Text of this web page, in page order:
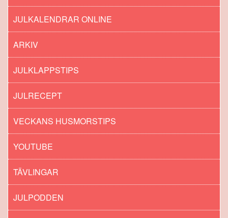
JULKALENDRAR ONLINE
ARKIV
JULKLAPPSTIPS
JULRECEPT
VECKANS HUSMORSTIPS
YOUTUBE
TÄVLINGAR
JULPODDEN